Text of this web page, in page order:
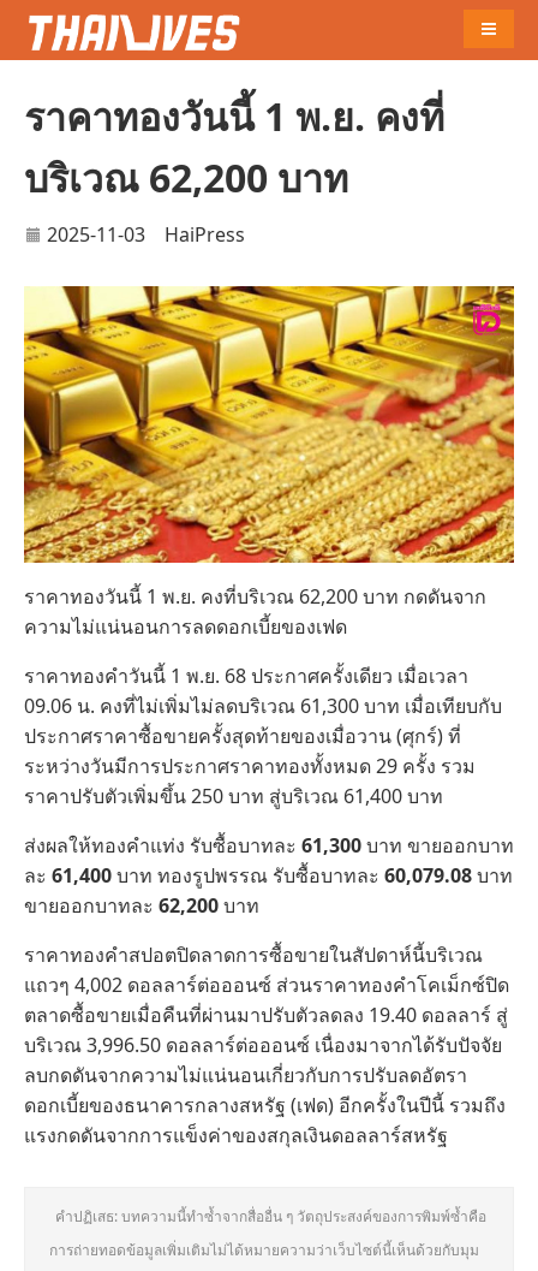
ราคาทองวันนี้ 1 พ.ย. คงที่
บริเวณ 62,200 บาท
2025-11-03 HaiPress
ราคาทองวันนี้ 1 พ.ย. คงที่บริเวณ 62,200 บาท กดดันจาก
ความไม่แน่นอนการลดดอกเบี้ยของเฟด
ราคาทองคำวันนี้ 1 พ.ย. 68 ประกาศครั้งเดียว เมื่อเวลา
09.06 น. คงที่ไม่เพิ่มไม่ลดบริเวณ 61,300 บาท เมื่อเทียบกับ
ประกาศราคาซื้อขายครั้งสุดท้ายของเมื่อวาน (ศุกร์) ที่
ระหว่างวันมีการประกาศราคาทองทั้งหมด 29 ครั้ง รวม
ราคาปรับตัวเพิ่มขึ้น 250 บาท สู่บริเวณ 61,400 บาท
ส่งผลให้ทองคำแท่ง รับซื้อบาทละ 61,300บาท ขายออกบาท
ละ 61,400บาท ทองรูปพรรณ รับซื้อบาทละ 60,079.08บาท
ขายออกบาทละ 62,200บาท
ราคาทองคำสปอตปิดลาดการซื้อขายในสัปดาห์นี้บริเวณ
แถวๆ 4,002 ดอลลาร์ต่อออนซ์ ส่วนราคาทองคำโคเม็กซ์ปิด
ตลาดซื้อขายเมื่อคืนที่ผ่านมาปรับตัวลดลง 19.40 ดอลลาร์ สู่
บริเวณ 3,996.50 ดอลลาร์ต่อออนซ์ เนื่องมาจากได้รับปัจจัย
ลบกดดันจากความไม่แน่นอนเกี่ยวกับการปรับลดอัตรา
ดอกเบี้ยของธนาคารกลางสหรัฐ (เฟด) อีกครั้งในปีนี้ รวมถึง
แรงกดดันจากการแข็งค่าของสกุลเงินดอลลาร์สหรัฐ
คำปฏิเสธ: บทความนี้ทำซ้ำจากสื่ออื่น ๆ วัตถุประสงค์ของการพิมพ์ซ้ำคือ
การถ่ายทอดข้อมูลเพิ่มเติมไม่ได้หมายความว่าเว็บไซต์นี้เห็นด้วยกับมุม